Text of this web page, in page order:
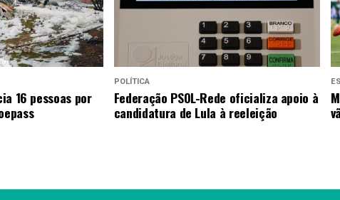
16 pessoas por
POLÍTICA
Federação PSOL-Rede oficializa apoio à
candidatura de Lula à reeleição